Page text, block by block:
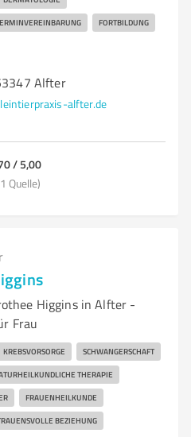
FORTBILDUNG
Alfter
alfter.de
/ 5,00
Quelle)
Higgins in Alfter -
Frau
KREBSVORSORGE SCHWANGERSCHAFT
THERAPIE
FRAUENHEILKUNDE
BEZIEHUNG